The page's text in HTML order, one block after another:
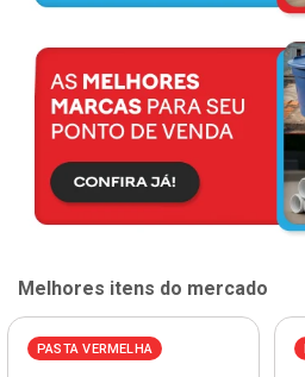
Melhores itens do mercado
PASTA VERMELHA